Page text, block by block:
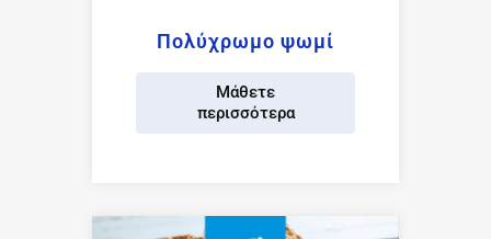
Πολύχρωμο ψωμί
Μάθετε
περισσότερα